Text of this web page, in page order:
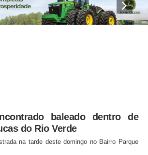
baleado dentro de
do Rio Verde
na tarde deste domingo no Bairro Parque